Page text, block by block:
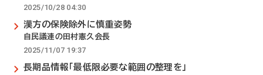
2025/10/28 04:30
漢方の保険除外に慎重姿勢
自民議連の田村憲久会長
2025/11/07 19:37
長期品情報「最低限必要な範囲の整理を」